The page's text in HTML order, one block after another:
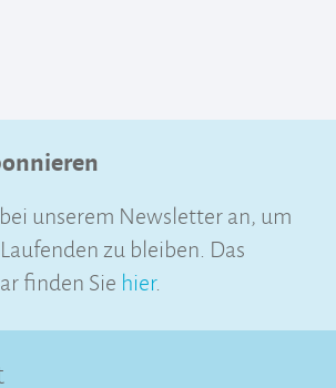
unserem Newsletter an, um
zu bleiben. Das
finden Sie hier.